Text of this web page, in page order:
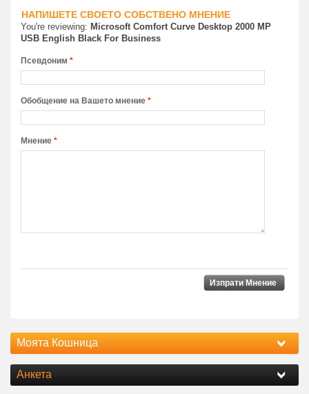
НАПИШЕТЕ СВОЕТО СОБСТВЕНО МНЕНИЕ
You're reviewing: Microsoft Comfort Curve Desktop 2000 MP
USB English Black For Business
*
Псевдоним
*
Обобщение на Вашето мнение
*
Мнение
Изпрати Мнение
Моята Кошница
Анкета